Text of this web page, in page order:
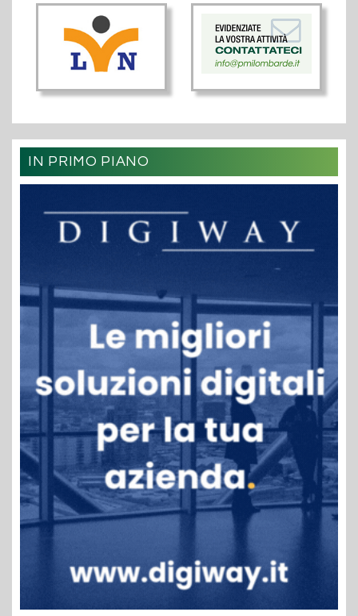
IN PRIMO PIANO